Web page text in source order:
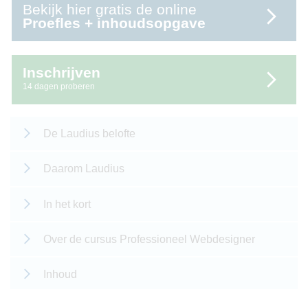
Bekijk hier gratis de online
Proefles + inhoudsopgave
Inschrijven
14 dagen proberen
De Laudius belofte
Daarom Laudius
In het kort
Over de cursus Professioneel Webdesigner
Inhoud